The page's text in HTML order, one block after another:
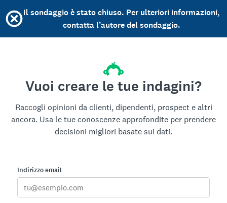
Il sondaggio è stato chiuso. Per ulteriori informazioni,
contatta l’autore del sondaggio.
Vuoi creare le tue indagini?
Raccogli opinioni da clienti, dipendenti, prospect e altri
ancora. Usa le tue conoscenze approfondite per prendere
decisioni migliori basate sui dati.
Indirizzo email